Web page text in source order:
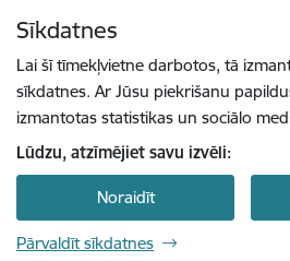
Sīkdatnes
Lai šī tīmekļvietne darbotos, tā
sīkdatnes. Ar Jūsu piekrišanu
izmantotas statistikas un sociālo
Lūdzu, atzīmējiet savu izvēli:
Noraidīt
Pārvaldīt sīkdatnes